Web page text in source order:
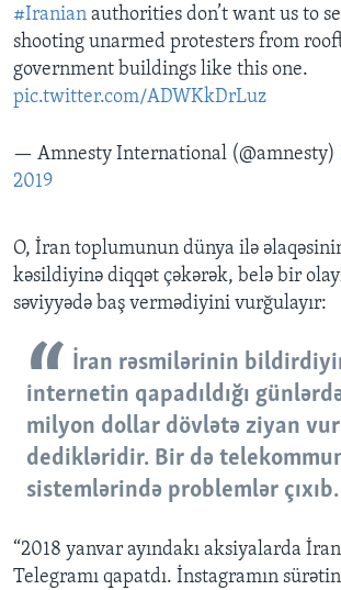
#Iranian authorities don’t want us to
shooting unarmed protesters from
government buildings like this one.
pic.twitter.com/ADWKkDrLuz
— Amnesty International (@amnesty)
2019
O, İran toplumunun dünya ilə
kəsildiyinə diqqət çəkərək, belə bir
səviyyədə baş vermədiyini vurğulayır:
İran rəsmilərinin
internetin qapadıldığı
milyon dollar dövlətə ziyan
dedikləridir. Bir də
sistemlərində problemlər çıxıb.
“2018 yanvar ayındakı aksiyalarda
Telegramı qapatdı. İnstagramın